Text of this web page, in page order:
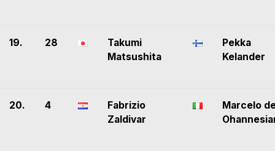
19. 28
Takumi
Matsushita
Pekka
Kelander
20. 4
Fabrizio
Zaldivar
Marcelo